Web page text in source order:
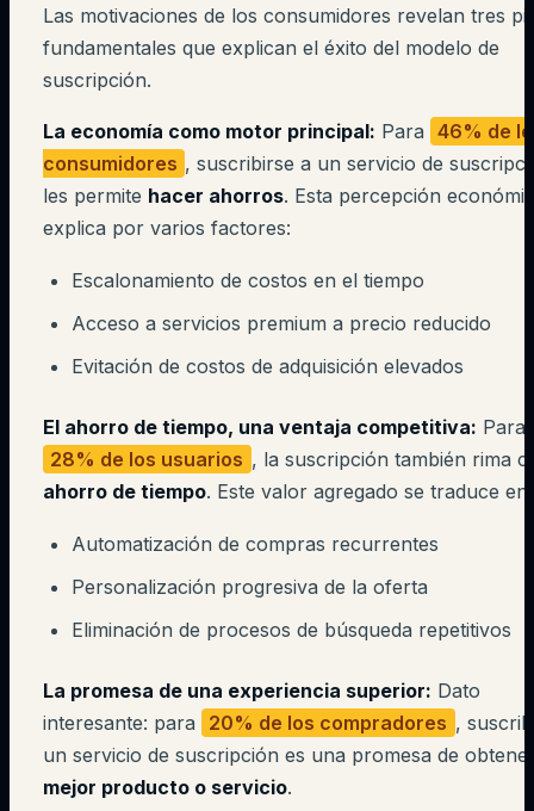
Las motivaciones de los consumidores revelan tres
fundamentales que explican el éxito del modelo de
suscripción.
La economía como motor principal: Para
46% de
consumidores , suscribirse a un servicio de
les permite hacer ahorros. Esta percepción
explica por varios factores:
Escalonamiento de costos en el tiempo
Acceso a servicios premium a precio reducido
Evitación de costos de adquisición elevados
El ahorro de tiempo, una ventaja competitiva: Para
28% de los usuarios , la suscripción también rima
ahorro de tiempo. Este valor agregado se traduce en:
Automatización de compras recurrentes
Personalización progresiva de la oferta
Eliminación de procesos de búsqueda repetitivos
La promesa de una experiencia superior: Dato
interesante: para
20% de los compradores ,
un servicio de suscripción es una promesa de
mejor producto o servicio.